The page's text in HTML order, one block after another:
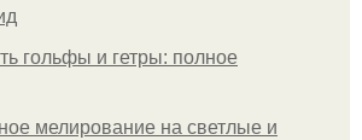
гольфы и гетры: полное
мелирование на светлые и